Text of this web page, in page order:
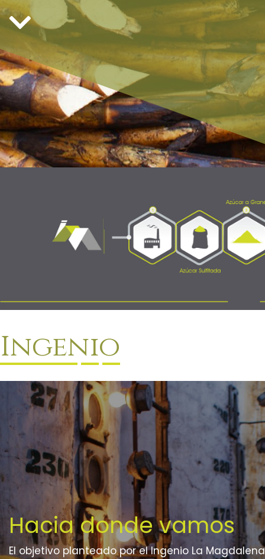
Ingenio
Hacia donde vamos
El objetivo planteado por el Ingenio La